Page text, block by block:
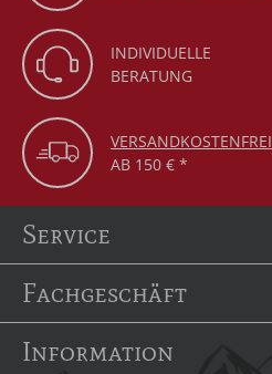
INDIVIDUELLE
BERATUNG
VERSANDKOSTENFREI
AB 150 € *
Service
Fachgeschäft
Information